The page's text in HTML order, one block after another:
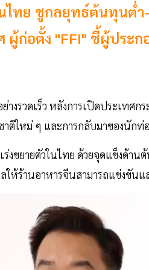
ไทย ชูกลยุทธ์ต้นทุนต่
ก่อตั้ง "FFI" ชี้ผู้ประก
งรวดเร็ว หลังการเปิดประเทศ
ติใหม่ ๆ และการกลับมาของนักท่
งขยายตัวในไทย ด้วยจุดแข็งด้า
ร้านอาหารจีนสามารถแข่งขันแล